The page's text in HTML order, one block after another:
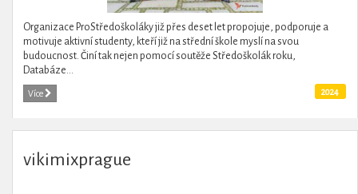
Organizace ProStředoškoláky již přes deset let propojuje, podporuje a
motivuje aktivní studenty, kteří již na střední škole myslí na svou
budoucnost. Činí tak nejen pomocí soutěže Středoškolák roku,
Databáze...
Více 2024
vikimixprague